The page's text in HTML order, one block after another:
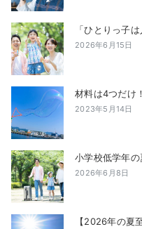
「ひとりっ子
2026年6月15日
材料は4つだけ
2023年5月14日
小学校低学年
2026年6月8日
【2026年の夏